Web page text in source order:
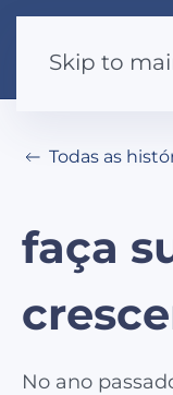
Skip to
Todas as
faça
No ano